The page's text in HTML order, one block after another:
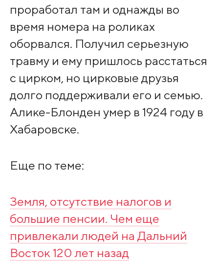
проработал там и однажды во
время номера на роликах
оборвался. Получил серьезную
травму и ему пришлось расстаться
с цирком, но цирковые друзья
долго поддерживали его и семью.
Алике-Блонден умер в 1924 году в
Хабаровске.
Еще по теме:
Земля, отсутствие налогов и
большие пенсии. Чем еще
привлекали людей на Дальний
Восток 120 лет назад